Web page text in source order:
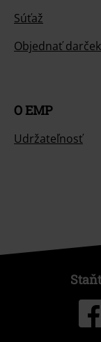
Súťaž
Objednať
O EMP
Udržateľnosť